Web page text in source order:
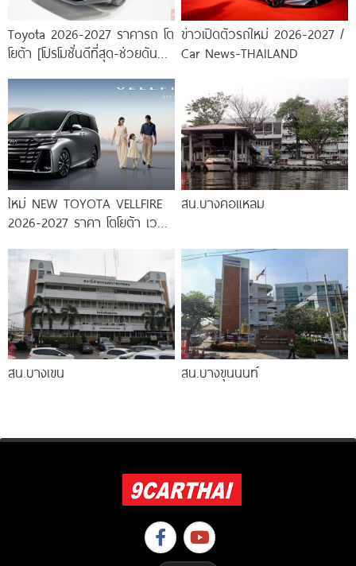
Toyota 2026-2027 ราคารถ โต
โยต้า [โปรโมชั่นดีที่สุด-ช่วยดันทุก
ข่าวเปิดตัวรถใหม่ 2026-2027 /
Car News-THAILAND
ใหม่ NEW TOYOTA VELLFIRE
2026-2027 ราคา โตโยต้า เวล
สน.บางคอแหลม
สน.บางเขน สน.บางขุนนนท์